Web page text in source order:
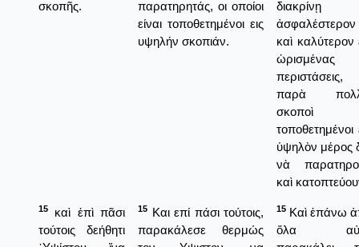
σκοπῆς.
παρατηρητάς, οι οποίοι
είναι τοποθετημένοι εις
υψηλήν σκοπιάν.
διακρίνῃ
ἀσφαλέστερον
καὶ καλύτερον
ὡρισμένας
περιστάσεις,
παρὰ
σκοποὶ
τοποθετημένοι
ὑψηλὸν μέρος
νὰ
καὶ
15
καὶ ἐπὶ πᾶσι
τούτοις δεήθητι
15 Και επί πάσι τούτοις,
παρακάλεσε θερμώς
15 Καὶ ἐπάνω
ὅλα